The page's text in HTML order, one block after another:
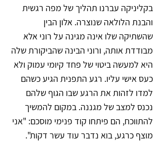
בקליניקה עברנו תהליך של מפה רגשית
והבנת הלולאה שנוצרה. אלון הבין
שהשתיקה שלו אינה מגינה על רוני אלא
מבודדת אותה, ורוני הבינה שהביקורת שלה
היא למעשה ביטוי של פחד קיומי עמוק ולא
כעס אישי עליו. רגע התפנית הגיע כשהם
למדו לזהות את הרגע שבו הגוף שלהם
נכנס למצב של מגננה. במקום להמשיך
להתווכח, הם פיתחו קוד פנימי מוסכם: "אני
מוצף כרגע, בוא נדבר עוד עשר דקות".